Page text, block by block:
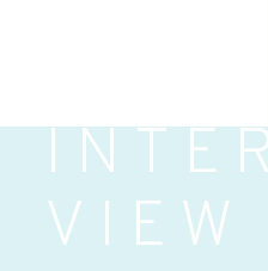
VIEW